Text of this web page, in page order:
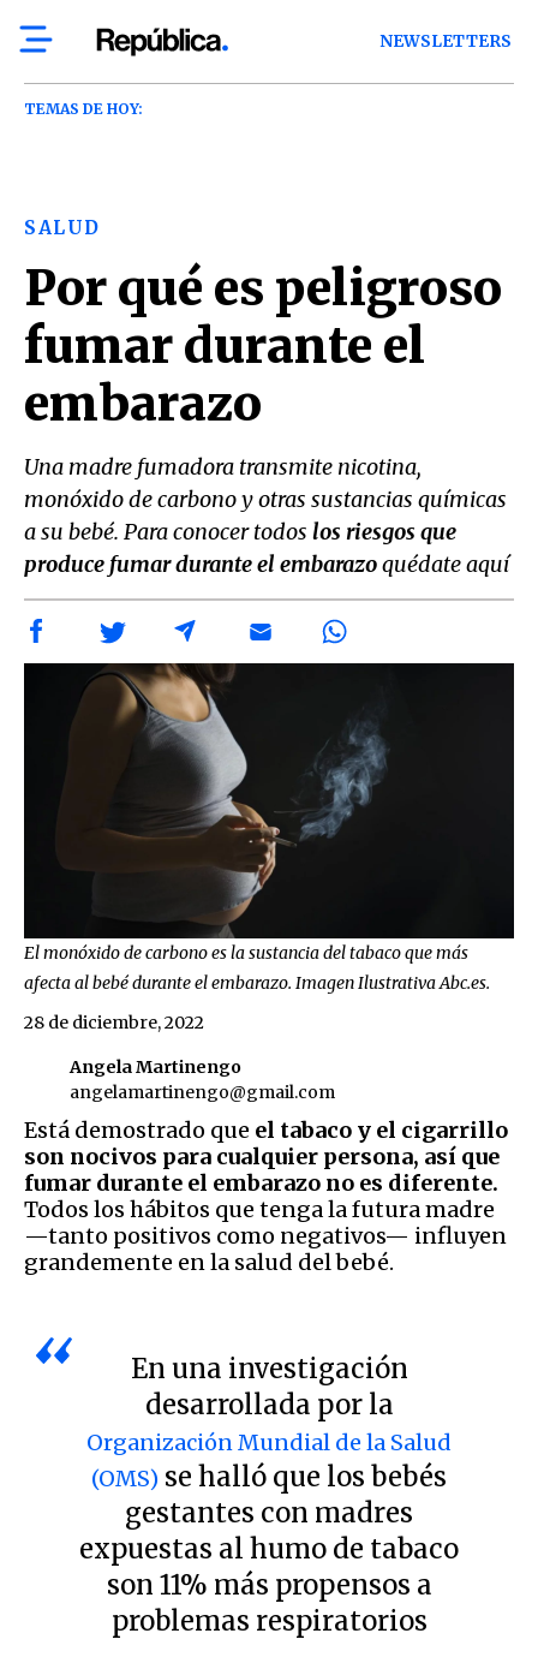
NEWSLETTERS
TEMAS DE HOY:
SALUD
Por qué es peligroso
fumar durante el
embarazo
Una madre fumadora transmite nicotina,
monóxido de carbono y otras sustancias químicas
a su bebé. Para conocer todos los riesgos que
produce fumar durante el embarazoquédate aquí
El monóxido de carbono es la sustancia del tabaco que más
afecta al bebé durante el embarazo. Imagen Ilustrativa Abc.es.
Angela Martinengo
angelamartinengo@gmail.com
28 de diciembre, 2022
Está demostrado que el tabaco y el cigarrillo
son nocivos para cualquier persona, así que
fumar durante el embarazo no es diferente.
Todos los hábitos que tenga la futura madre
—tanto positivos como negativos— influyen
grandemente en la salud del bebé.
En una investigación
desarrollada por la
Organización Mundial de la Salud
(OMS) se halló que los bebés
gestantes con madres
expuestas al humo de tabaco
son 11% más propensos a
problemas respiratorios